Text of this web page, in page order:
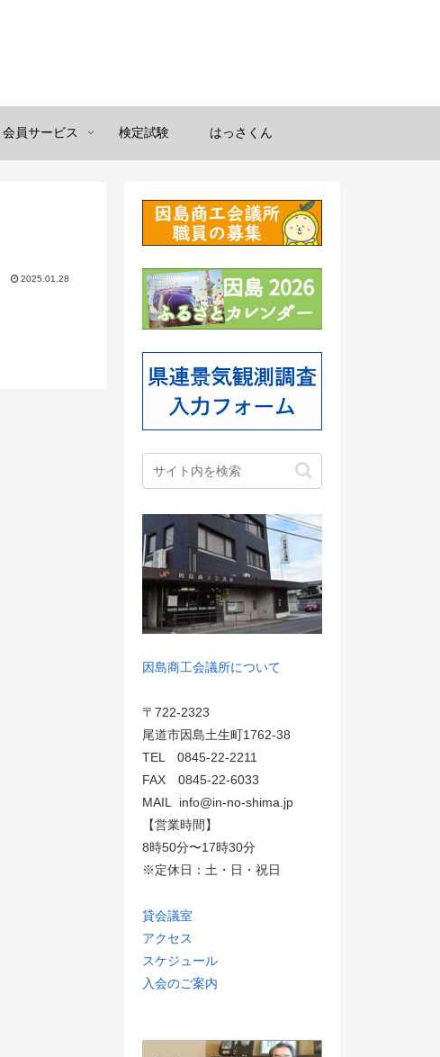
会員サービス 検定試験 はっさくん
2025.01.28
因島商工会議所について
〒722-2323
尾道市因島土生町1762-38
TEL 0845-22-2211
FAX 0845-22-6033
MAIL info@in-no-shima.jp
【営業時間】
8時50分〜17時30分
※定休日：土・日・祝日
貸会議室
アクセス
スケジュール
入会のご案内